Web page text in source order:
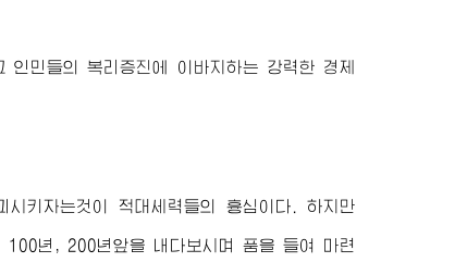
민들의 복리증진에 이바지하는 강력한 경제
키자는것이 적대세력들의 흉심이다. 하지만
100년, 200년앞을 내다보시며 품을 들여 마련